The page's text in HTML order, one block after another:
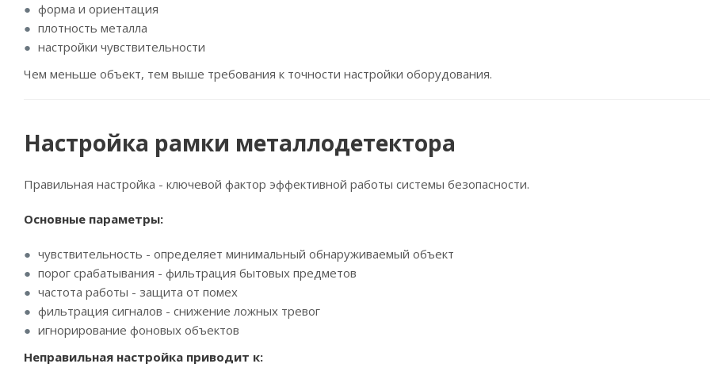
форма и ориентация
плотность металла
настройки чувствительности
Чем меньше объект, тем выше требования к точности настройки оборудования.
Настройка рамки металлодетектора
Правильная настройка - ключевой фактор эффективной работы системы безопасности.
Основные параметры:
чувствительность - определяет минимальный обнаруживаемый объект
порог срабатывания - фильтрация бытовых предметов
частота работы - защита от помех
фильтрация сигналов - снижение ложных тревог
игнорирование фоновых объектов
Неправильная настройка приводит к: